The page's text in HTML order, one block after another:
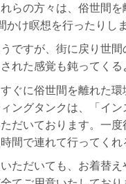
らの方々は、俗世間を
かけ瞑想を行ったりしま
ですが、街に戻り世間
れた感覚も鈍ってくる
ぐに俗世間を離れた環
ングタンクは、「イン
だいております。一
間で連れて行ってくれ
ただいても、お着替え